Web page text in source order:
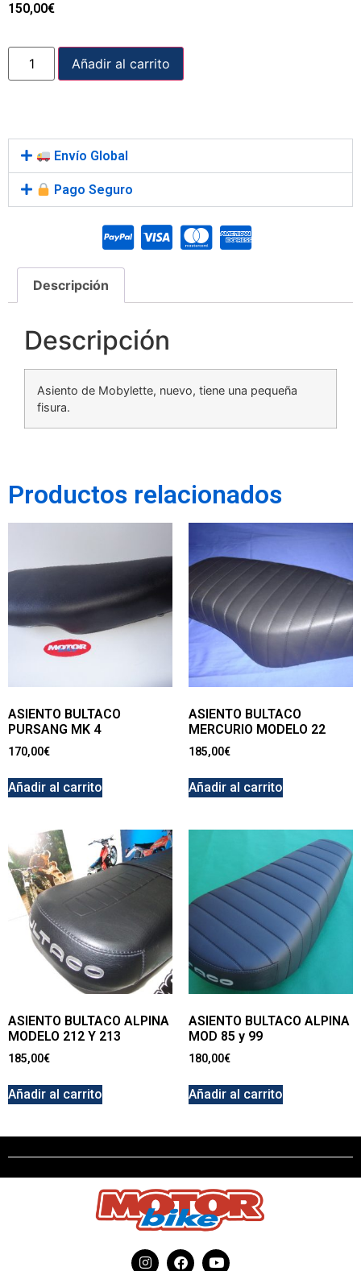
150,00€
Añadir al carrito
Envío Global
Pago Seguro
Descripción
Descripción
Asiento de Mobylette, nuevo, tiene una pequeña
fisura.
Productos relacionados
ASIENTO BULTACO
PURSANG MK 4
170,00€
Añadir al carrito
ASIENTO BULTACO
MERCURIO MODELO 22
185,00€
Añadir al carrito
ASIENTO BULTACO ALPINA
MODELO 212 Y 213
185,00€
Añadir al carrito
ASIENTO BULTACO ALPINA
MOD 85 y 99
180,00€
Añadir al carrito